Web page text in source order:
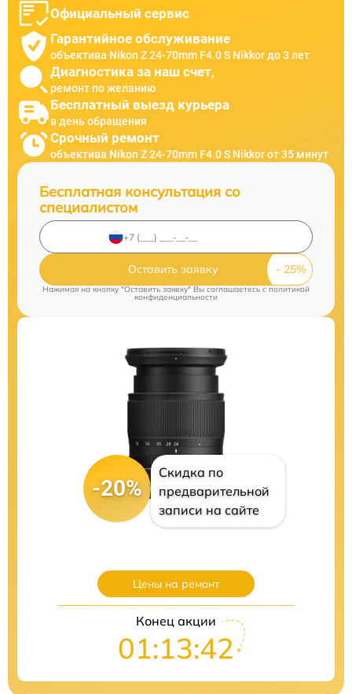
Официальный сервис
Гарантийное обслуживание
объектива Nikon Z 24-70mm F4.0 S Nikkor до 3 лет
Диагностика за наш счет,
ремонт по желанию
Бесплатный выезд курьера
в день обращения
Срочный ремонт
объектива Nikon Z 24-70mm F4.0 S Nikkor от 35 минут
Бесплатная консультация со
специалистом
Оставить заявку
Нажимая на кнопку "Оставить заявку" Вы соглашаетесь cполитикой
конфиденциальности
-20%
Скидка по
предварительной
записи на сайте
Цены на ремонт
Конец акции
01:13:41